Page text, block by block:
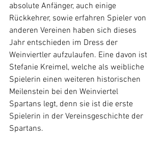
absolute Anfänger, auch einige
Rückkehrer, sowie erfahren Spieler von
anderen Vereinen haben sich dieses
Jahr entschieden im Dress der
Weinviertler aufzulaufen. Eine davon ist
Stefanie Kreimel, welche als weibliche
Spielerin einen weiteren historischen
Meilenstein bei den Weinviertel
Spartans legt, denn sie ist die erste
Spielerin in der Vereinsgeschichte der
Spartans.